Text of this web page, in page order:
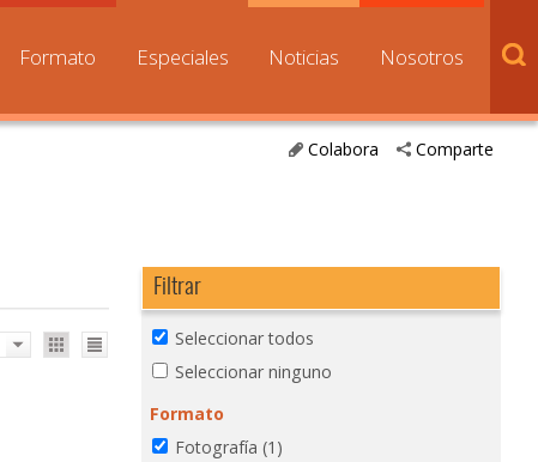
Formato Especiales Noticias Nosotros
Comparte
Colabora
Filtrar
Seleccionar todos
Seleccionar ninguno
Formato
Fotografía (1)